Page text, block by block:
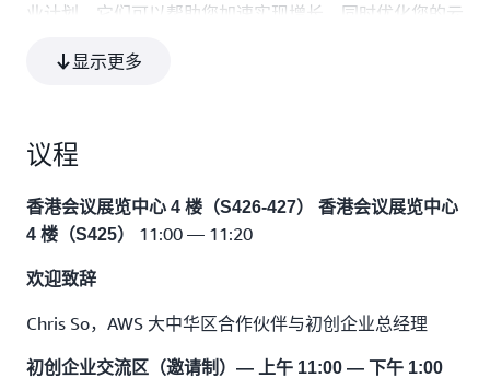
业计划，它们可以帮助您加速实现增长，同时优化您的云
成功向全球扩张的香港初创企业将分享他们的成功秘诀。
了解进入市场的策略、跨境运营、国际筹款，以及如何利
用 AWS 的全球基础设施在全球范围内扩张。
级投资者和风险投资家们搭线。立即申请，以便有机会在
显示更多
议程
香港会议展览中心 4 楼（S426-427）
香港会议展览中心
4 楼（S425）
11:00 — 11:20
欢迎致辞
Chris So，AWS 大中华区合作伙伴与初创企业总经理
初创企业交流区（邀请制）— 上午 11:00 — 下午 1:00